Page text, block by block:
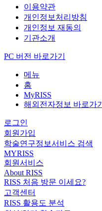
이용약관
개인정보처리방침
개인정보 재동의
기관소개
PC 버전 바로가기
메뉴
홈
MyRISS
해외전자정보 바로가기
로그인
회원가입
학술연구정보서비스 검색
MYRISS
회원서비스
About RISS
RISS 처음 방문 이세요?
고객센터
RISS 활용도 분석